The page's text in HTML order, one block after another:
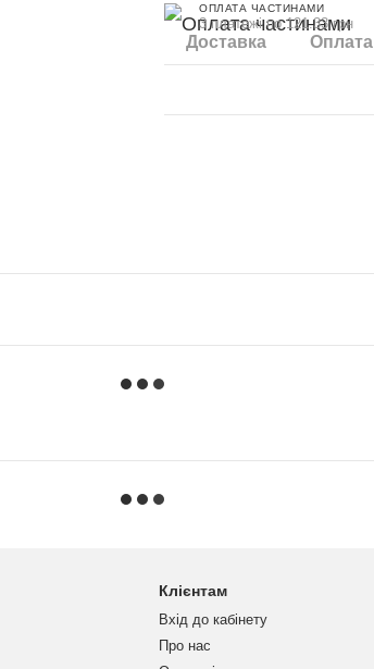
ОПЛАТА ЧАСТИНАМИ
3 платежі по 121.33 грн
Доставка Оплата
Клієнтам
Вхід до кабінету
Про нас